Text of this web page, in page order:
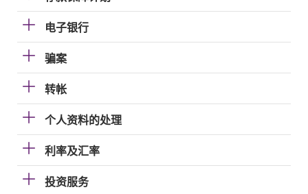
电子银行
骗案
转帐
个人资料的处理
利率及汇率
投资服务